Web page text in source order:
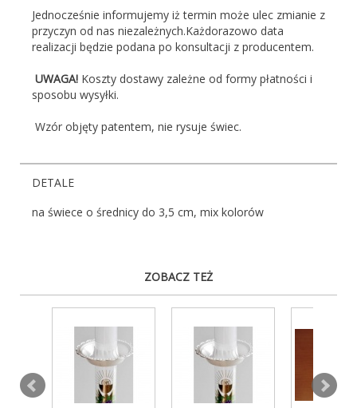
Jednocześnie informujemy iż termin może ulec zmianie z
przyczyn od nas niezależnych.Każdorazowo data
realizacji będzie podana po konsultacji z producentem.
UWAGA! Koszty dostawy zależne od formy płatności i
sposobu wysyłki.
Wzór objęty patentem, nie rysuje świec.
DETALE
na świece o średnicy do 3,5 cm, mix kolorów
ZOBACZ TEŻ